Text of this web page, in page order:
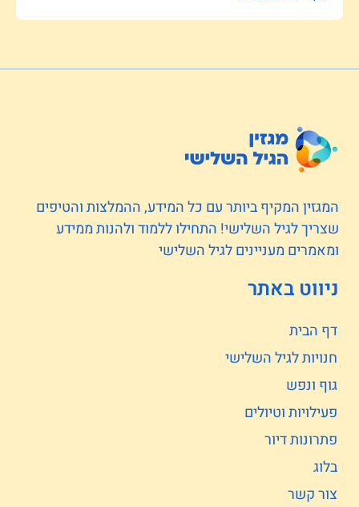
המגזין המקיף ביותר עם כל המידע, ההמלצות והטיפים
שצריך לגיל השלישי! התחילו ללמוד ולהנות ממידע
ומאמרים מעניינים לגיל השלישי
ניווט באתר
דף הבית
חנויות לגיל השלישי
גוף ונפש
פעילויות וטיולים
פתרונות דיור
בלוג
צור קשר